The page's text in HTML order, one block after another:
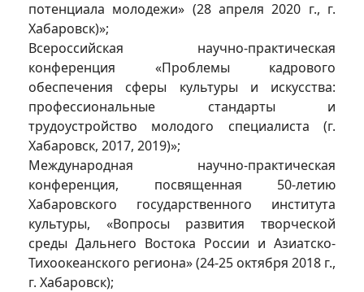
потенциала молодежи» (28 апреля 2020 г., г.
Хабаровск)»;
Всероссийская научно-практическая
конференция «Проблемы кадрового
обеспечения сферы культуры и искусства:
профессиональные стандарты и
трудоустройство молодого специалиста (г.
Хабаровск, 2017, 2019)»;
Международная научно-практическая
конференция, посвященная 50-летию
Хабаровского государственного института
культуры, «Вопросы развития творческой
среды Дальнего Востока России и Азиатско-
Тихоокеанского региона» (24-25 октября 2018 г.,
г. Хабаровск);